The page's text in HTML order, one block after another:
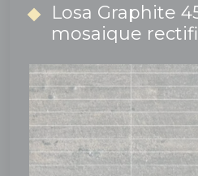
Losa Graphite
mosaique